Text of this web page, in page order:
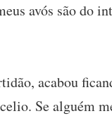
avós são do
acabou
Se alguém